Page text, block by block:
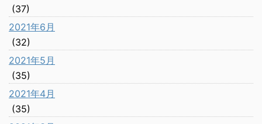
(37)
2021年6月
(32)
2021年5月
(35)
2021年4月
(35)